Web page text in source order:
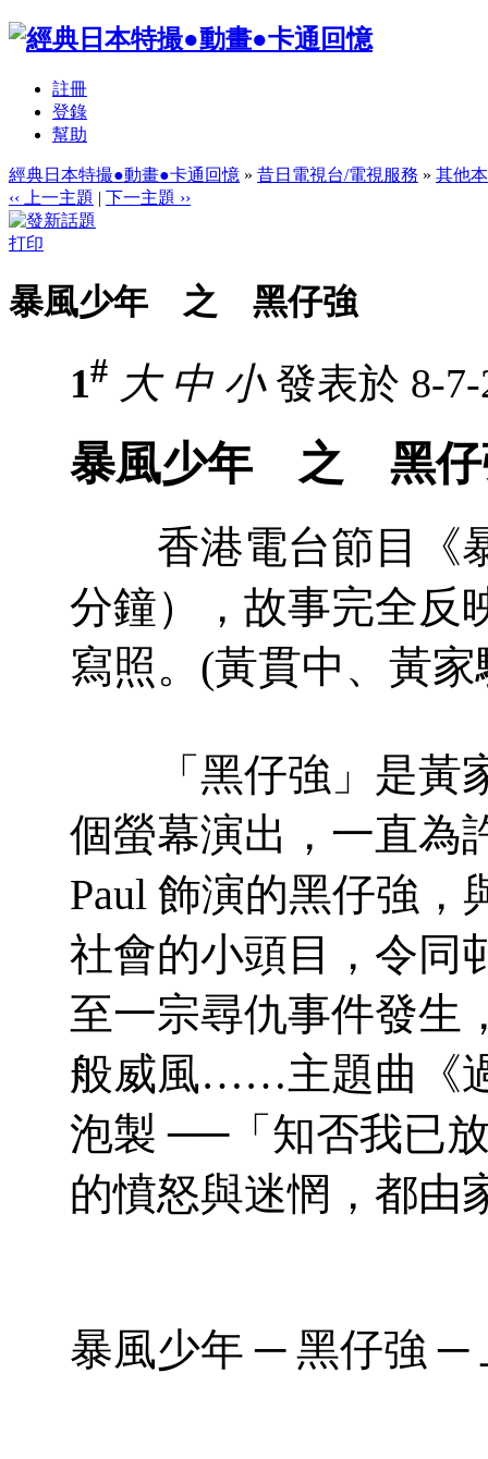
註冊
登錄
幫助
經典日本特撮●動畫●卡通回憶 » 昔日電視台/電視服務 » 其他
‹‹ 上一主題 | 下一主題 ››
打印
暴風少年 之 黑仔強
1# 大 中 小發表於 8-
暴風少年 之 黑仔
香港電台節目《暴
分鐘），故事完全反
寫照。(黃貫中、黃
「黑仔強」是黃家
個螢幕演出，一直為
Paul 飾演的黑仔強
社會的小頭目，令同
至一宗尋仇事件發生
般威風……主題曲《
泡製 ──「知否我已
的憤怒與迷惘，都由
暴風少年 ─ 黑仔強 ─